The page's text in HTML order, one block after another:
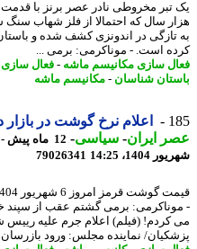
سال که احتمالا از فلز شهاب سنگ
در اندونزی کشف شده و باستان
است. - موناکرمی: برمی ...
سازی مکانیسم ماشه-فعال سازی-
شناسان-مکانیسم ماشه
اعلام نرخ گوشت در بازار
ایران- سیاسی-
14:25
79026341
قیمت گوشت
برمی گشتم عقب از سپند
(فیلم) اعلام جرم علیه رییس
نماینده مجلس: ورود بازرسان